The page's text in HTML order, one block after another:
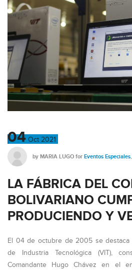
04 Oct 2021
by MARIA LUGO for Eventos Especiales,
LA FÁBRICA DEL
BOLIVARIANO
PRODUCIENDO Y
El 04 de octubre de 2005 se destaca
de Industria Tecnológica (VIT),
Comandante Hugo Chávez en el